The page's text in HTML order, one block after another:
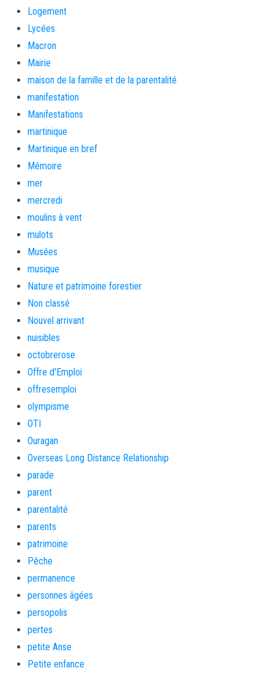
Logement
Lycées
Macron
Mairie
maison de la famille et de la parentalité
manifestation
Manifestations
martinique
Martinique en bref
Mémoire
mer
mercredi
moulins à vent
mulots
Musées
musique
Nature et patrimoine forestier
Non classé
Nouvel arrivant
nuisibles
octobrerose
Offre d'Emploi
offresemploi
olympisme
OTI
Ouragan
Overseas Long Distance Relationship
parade
parent
parentalité
parents
patrimoine
Pêche
permanence
personnes âgées
persopolis
pertes
petite Anse
Petite enfance